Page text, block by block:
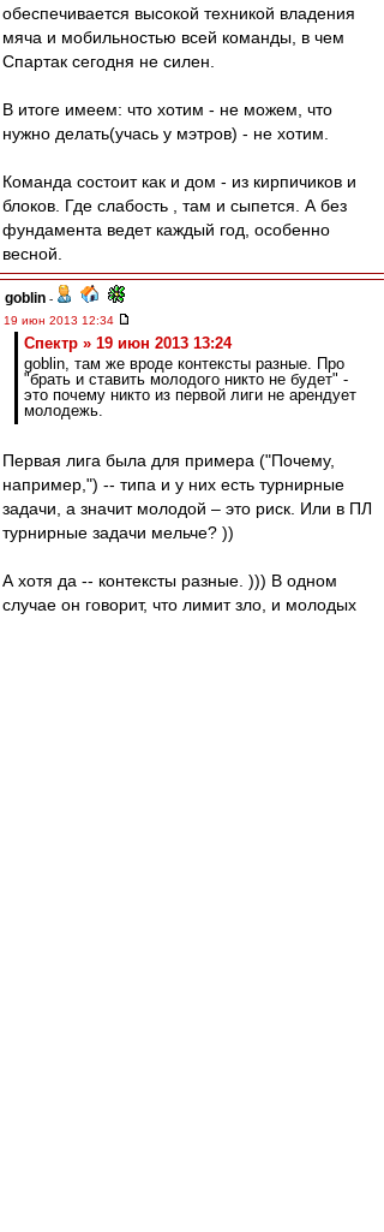
обеспечивается высокой техникой владения
мяча и мобильностью всей команды, в чем
Спартак сегодня не силен.
В итоге имеем: что хотим - не можем, что
нужно делать(учась у мэтров) - не хотим.
Команда состоит как и дом - из кирпичиков и
блоков. Где слабость , там и сыпется. А без
фундамента ведет каждый год, особенно
весной.
goblin -
19 июн 2013 12:34
Спектр » 19 июн 2013 13:24
goblin, там же вроде контексты разные. Про
"брать и ставить молодого никто не будет" -
это почему никто из первой лиги не арендует
молодежь.
Первая лига была для примера ("Почему,
например,") -- типа и у них есть турнирные
задачи, а значит молодой – это риск. Или в ПЛ
турнирные задачи мельче? ))
А хотя да -- контексты разные. ))) В одном
случае он говорит, что лимит зло, и молодых